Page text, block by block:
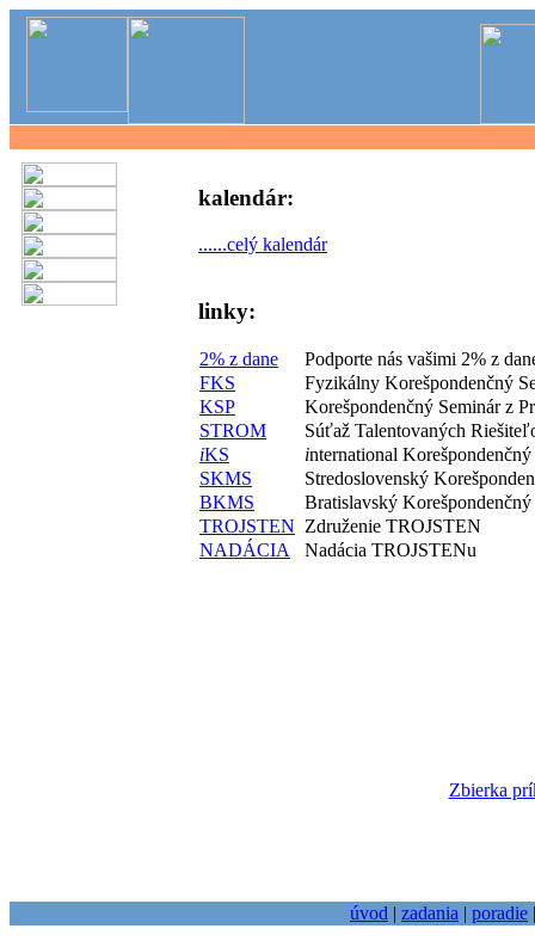
kalendár:
......celý kalendár
linky:
2% z dane
Podporte nás vašimi 2% z
FKS
Fyzikálny Korešpondenčný
KSP
Korešpondenčný Seminár z
STROM
Súťaž Talentovaných
iKS international Korešpondenčný
SKMS
Stredoslovenský
BKMS
Bratislavský
TROJSTEN Združenie TROJSTEN
NADÁCIA
Nadácia TROJSTENu
Zbierka
úvod | zadania | poradie